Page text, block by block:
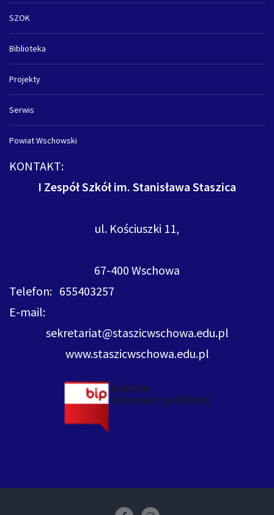
SZOK
Biblioteka
Projekty
Serwis
Powiat Wschowski
KONTAKT:
I Zespół Szkół im. Stanisława Staszica
ul. Kościuszki 11,
67-400 Wschowa
Telefon: 655403257
E-mail:
sekretariat@staszicwschowa.edu.pl
www.staszicwschowa.edu.pl